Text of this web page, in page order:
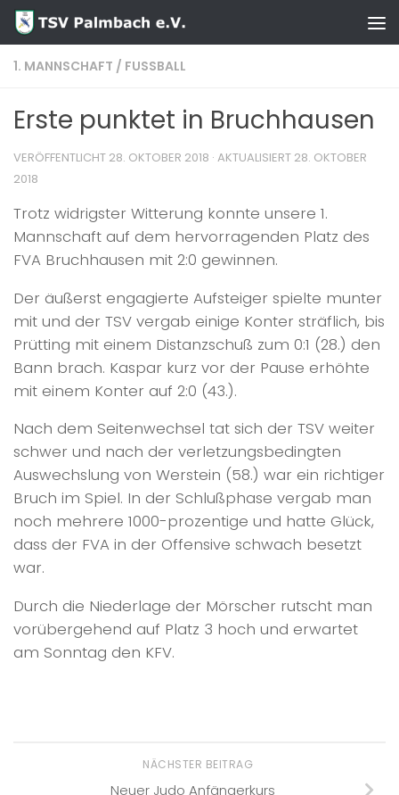
Zum Inhalt springen
1. MANNSCHAFT / FUSSBALL
Erste punktet in Bruchhausen
VERÖFFENTLICHT 28. OKTOBER 2018 · AKTUALISIERT 28. OKTOBER
2018
Trotz widrigster Witterung konnte unsere 1.
Mannschaft auf dem hervorragenden Platz des
FVA Bruchhausen mit 2:0 gewinnen.
Der äußerst engagierte Aufsteiger spielte munter
mit und der TSV vergab einige Konter sträflich, bis
Prütting mit einem Distanzschuß zum 0:1 (28.) den
Bann brach. Kaspar kurz vor der Pause erhöhte
mit einem Konter auf 2:0 (43.).
Nach dem Seitenwechsel tat sich der TSV weiter
schwer und nach der verletzungsbedingten
Auswechslung von Werstein (58.) war ein richtiger
Bruch im Spiel. In der Schlußphase vergab man
noch mehrere 1000-prozentige und hatte Glück,
dass der FVA in der Offensive schwach besetzt
war.
Durch die Niederlage der Mörscher rutscht man
vorübergehend auf Platz 3 hoch und erwartet
am Sonntag den KFV.
NÄCHSTER BEITRAG
Neuer Judo Anfängerkurs